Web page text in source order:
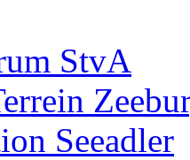
StvA
Seeadler